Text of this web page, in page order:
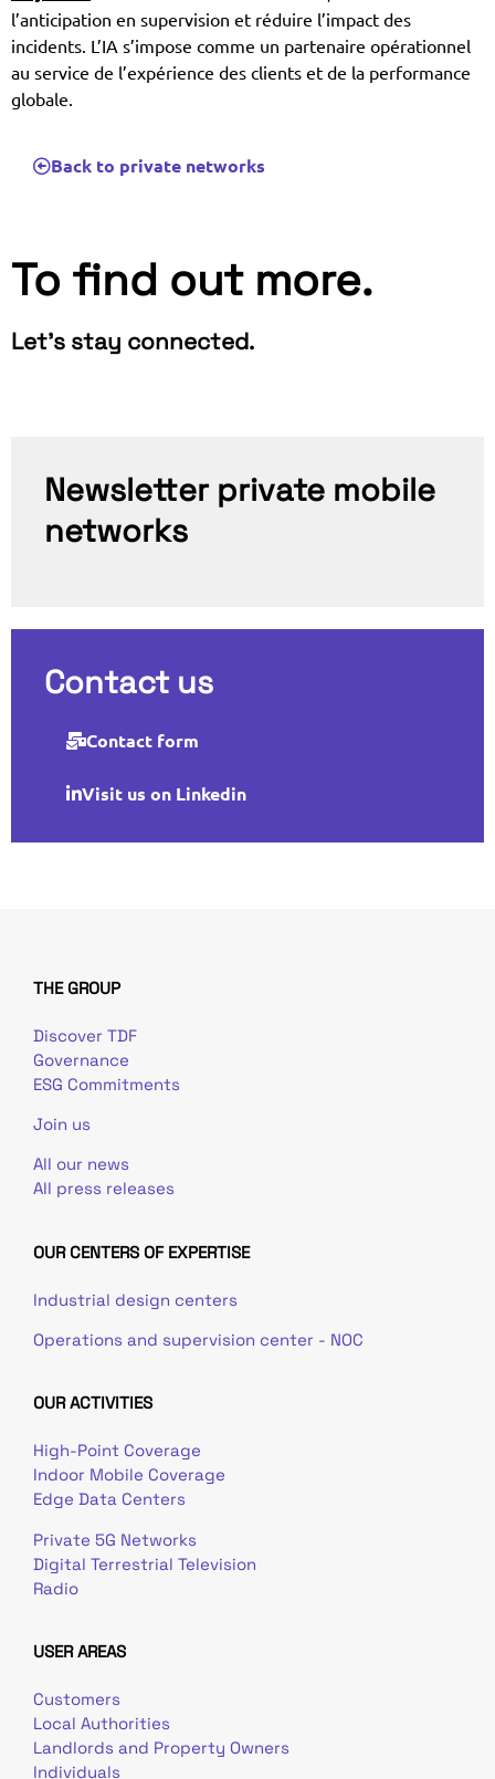
l’anticipation en supervision et réduire l’impact des
incidents. L’IA s’impose comme un partenaire opérationnel
au service de l’expérience des clients et de la performance
globale.
Back to private networks
To find out more.
Let's stay connected.
Newsletter private mobile
networks
Contact us
Contact form
Visit us on Linkedin
THE GROUP
Discover TDF
Governance
ESG Commitments
Join us
All our news
All press releases
OUR CENTERS OF EXPERTISE
Industrial design centers
Operations and supervision center - NOC
OUR ACTIVITIES
High-Point Coverage
Indoor Mobile Coverage
Edge Data Centers
Private 5G Networks
Digital Terrestrial Television
Radio
USER AREAS
Customers
Local Authorities
Landlords and Property Owners
Individuals